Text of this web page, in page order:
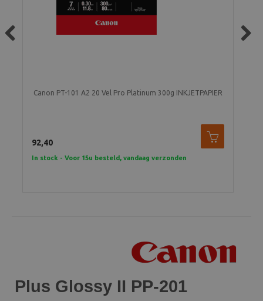
Canon PT-101 A2 20 Vel Pro Platinum 300g INKJETPAPIER
92,40
In stock - Voor 15u besteld, vandaag verzonden
Plus Glossy II PP-201